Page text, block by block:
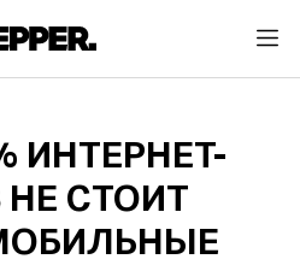
ИНТЕРНЕТ-
СТОИТ